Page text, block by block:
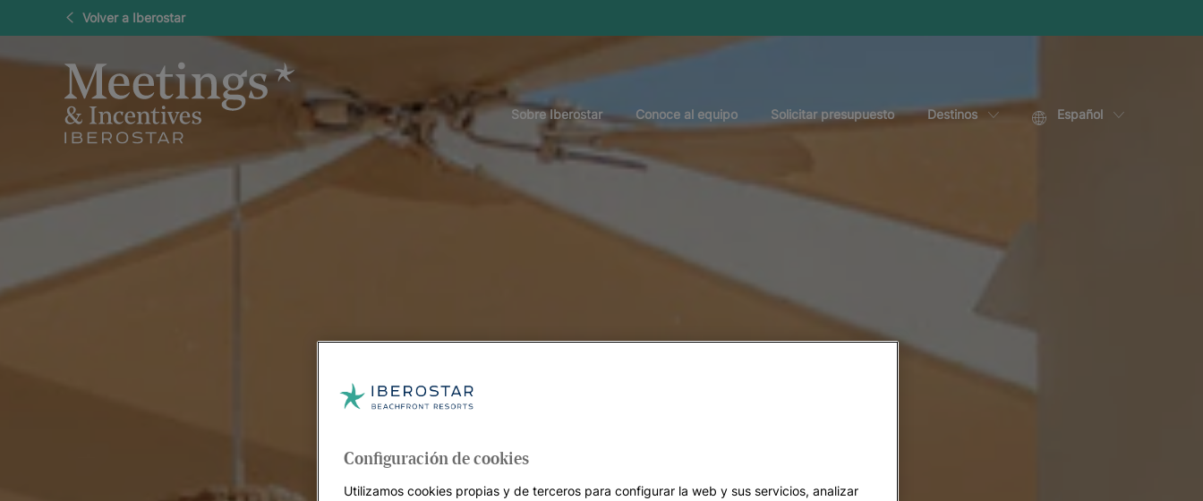
Volver a Iberostar
Sobre Iberostar Conoce al equipo Solicitar presupuesto Destinos Español
Configuración de cookies
Utilizamos cookies propias y de terceros para configurar la web y sus servicios, analizar